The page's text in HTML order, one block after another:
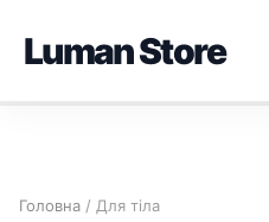
Luman Store
Головна / Для тіла